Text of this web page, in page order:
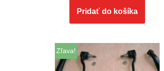
Pridať do košíka
Zľava!